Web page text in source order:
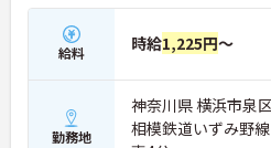
給料 時給1,225円～
勤務地
神奈川県 横浜市泉
相模鉄道いずみ野